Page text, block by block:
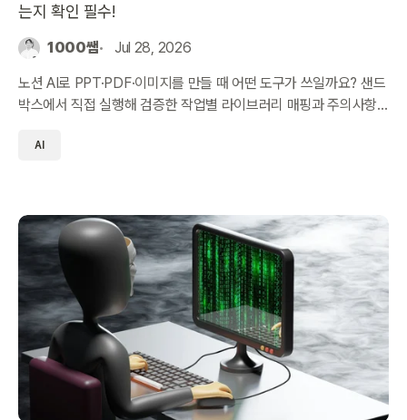
는지 확인 필수!
1000쌤 Jul 28, 2026
노션 AI로 PPT·PDF·이미지를 만들 때 어떤 도구가 쓰일까요? 샌드
박스에서 직접 실행해 검증한 작업별 라이브러리 매핑과 주의사항
AI